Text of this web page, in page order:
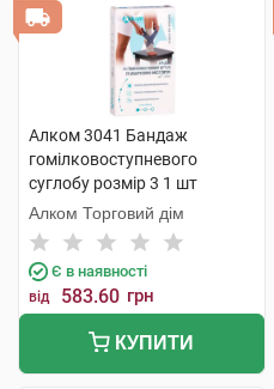
Алком 3041 Бандаж
гомілковоступневого
суглобу розмір 3 1 шт
Алком Торговий дім
Є в наявності
від 583.60 грн
КУПИТИ